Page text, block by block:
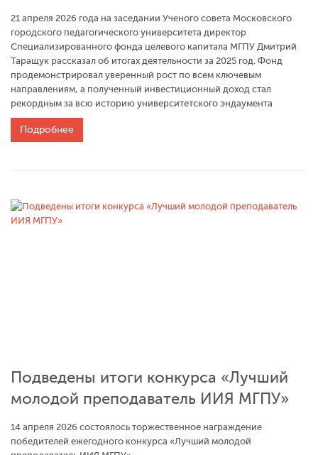
21 апреля 2026 года на заседании Ученого совета Московского
городского педагогического университета директор
Специализированного фонда целевого капитала МГПУ Дмитрий
Таращук рассказал об итогах деятельности за 2025 год. Фонд
продемонстрировал уверенный рост по всем ключевым
направлениям, а полученный инвестиционный доход стал
рекордным за всю историю университетского эндаумента
Подробнее
Подведены итоги конкурса «Лучший
молодой преподаватель ИИЯ МГПУ»
14 апреля 2026 состоялось торжественное награждение
победителей ежегодного конкурса «Лучший молодой